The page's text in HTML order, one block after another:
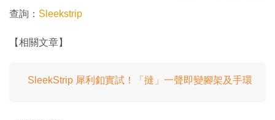
查詢： Sleekstrip
【相關文章】
SleekStrip 犀利釦實試！「撻」一聲即變腳架及手環